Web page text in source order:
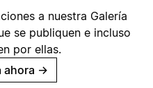
a nuestra Galería
se publiquen e incluso
por ellas.
ahora →